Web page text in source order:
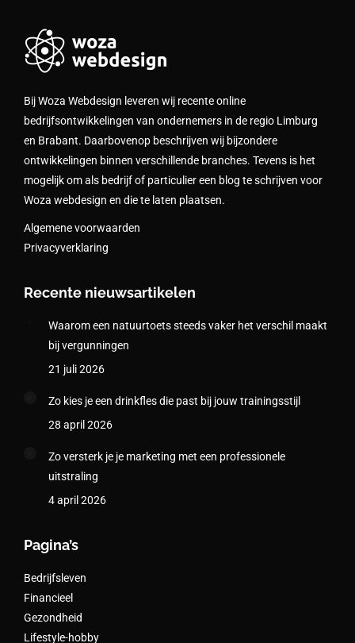
Bij Woza Webdesign leveren wij recente online
bedrijfsontwikkelingen van ondernemers in de regio Limburg
en Brabant. Daarbovenop beschrijven wij bijzondere
ontwikkelingen binnen verschillende branches. Tevens is het
mogelijk om als bedrijf of particulier een blog te schrijven voor
Woza webdesign en die te laten plaatsen.
Algemene voorwaarden
Privacyverklaring
Recente nieuwsartikelen
Waarom een natuurtoets steeds vaker het verschil maakt
bij vergunningen
21 juli 2026
Zo kies je een drinkfles die past bij jouw trainingsstijl
28 april 2026
Zo versterk je je marketing met een professionele
uitstraling
4 april 2026
Pagina’s
Bedrijfsleven
Financieel
Gezondheid
Lifestyle-hobby